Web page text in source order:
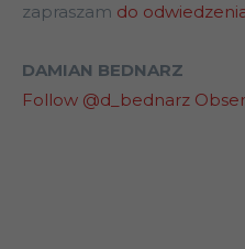
zapraszam do
DAMIAN BEDNARZ
Follow @d_bednarz